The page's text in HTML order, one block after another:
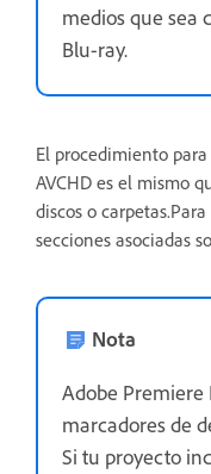
medios que sea
Blu-ray.
El procedimiento
AVCHD es el mismo
discos o
secciones asociadas
Nota
Adobe Premiere
marcadores de
Si tu proyecto